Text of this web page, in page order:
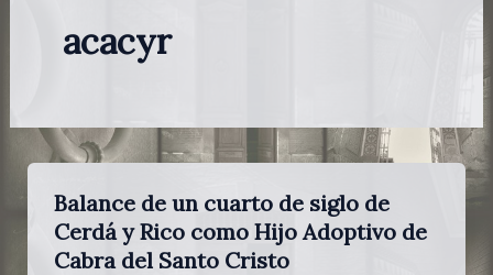
acacyr
Balance de un cuarto de siglo de
Cerdá y Rico como Hijo Adoptivo de
Cabra del Santo Cristo